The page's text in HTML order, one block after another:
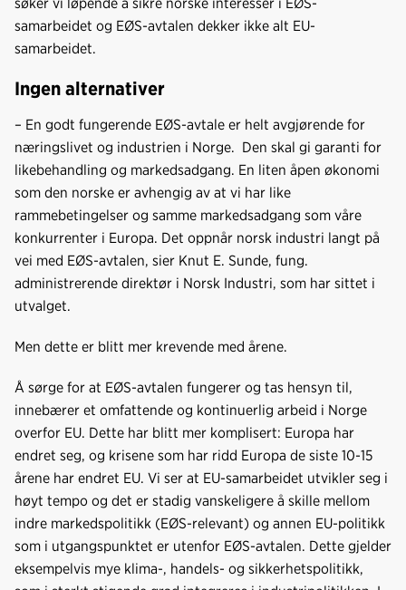
samarbeidet og EØS-avtalen dekker ikke alt EU-
samarbeidet.
Ingen alternativer
– En godt fungerende EØS-avtale er helt avgjørende for
næringslivet og industrien i Norge. Den skal gi garanti for
likebehandling og markedsadgang. En liten åpen økonomi
som den norske er avhengig av at vi har like
rammebetingelser og samme markedsadgang som våre
konkurrenter i Europa. Det oppnår norsk industri langt på
vei med EØS-avtalen, sier Knut E. Sunde, fung.
administrerende direktør i Norsk Industri, som har sittet i
utvalget.
Men dette er blitt mer krevende med årene.
Å sørge for at EØS-avtalen fungerer og tas hensyn til,
innebærer et omfattende og kontinuerlig arbeid i Norge
overfor EU. Dette har blitt mer komplisert: Europa har
endret seg, og krisene som har ridd Europa de siste 10-15
årene har endret EU. Vi ser at EU-samarbeidet utvikler seg i
høyt tempo og det er stadig vanskeligere å skille mellom
indre markedspolitikk (EØS-relevant) og annen EU-politikk
som i utgangspunktet er utenfor EØS-avtalen. Dette gjelder
eksempelvis mye klima-, handels- og sikkerhetspolitikk,